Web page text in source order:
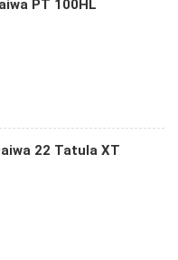
PT 100HL